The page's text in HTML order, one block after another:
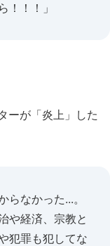
！！！」
ーが「炎上」した
らなかった...。
や経済、宗教と
犯罪も犯してな